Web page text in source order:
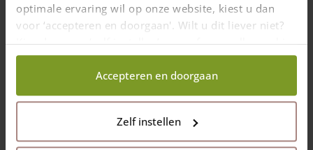
optimale ervaring wil op onze website, kiest u dan
voor ‘accepteren en doorgaan'. Wilt u dit liever niet?
Kies dan voor ‘zelf instellen’ en geef aan welke cookies
wij wel mogen verzamelen.
Accepteren en doorgaan
Zelf instellen
På vores hjemmeside finder du en hel masse trælåger. Vi har
eksempel en rundtræslåge eller rammelåge (som passer til
vores kastanjehegn), stilfulde Engelske- og Hollandske låger, en
plankelåge, også kendt som plankeporte, solide Post &
Raillåger og rustikke kastanje marklåger. Disse låger fås i
brede udvalg i standardmål.